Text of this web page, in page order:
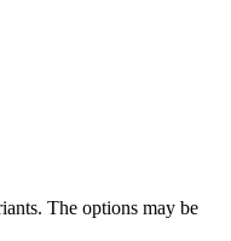
The options may be